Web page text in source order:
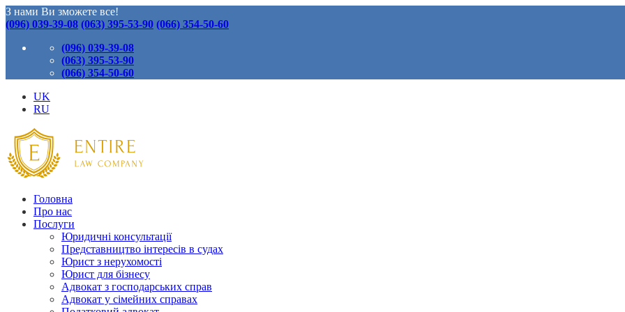
З нами Ви зможете все!
(096) 039-39-08 (063) 395-53-90 (066) 354-50-60
(096) 039-39-08
(063) 395-53-90
(066) 354-50-60
UK
RU
Головна
Про нас
Послуги
Юридичні консультації
Представництво інтересів в судах
Юрист з нерухомості
Юрист для бізнесу
Адвокат з господарських справ
Адвокат у сімейних справах